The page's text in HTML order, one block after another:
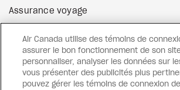
Assurance voyage
Surclassement de vol
Cartes-cadeaux Site Web externe
Air Canada utilise des témoins de
assurer le bon fonctionnement de son
personnaliser, analyser les données sur
vous présenter des publicités plus
pouvez gérer les témoins de connexion